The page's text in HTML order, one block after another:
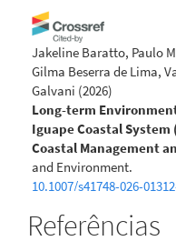
Jakeline Baratto, Paulo
Gilma Beserra de Lima,
Galvani (2026)
Long-term
Iguape Coastal
Coastal Management
and Environment.
10.1007/s41748-026-
Referências